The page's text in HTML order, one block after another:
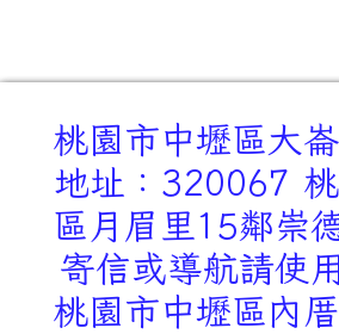
桃園市中壢區大
地址：320067
區月眉里15鄰崇
寄信或導航請使
桃園市中壢區內